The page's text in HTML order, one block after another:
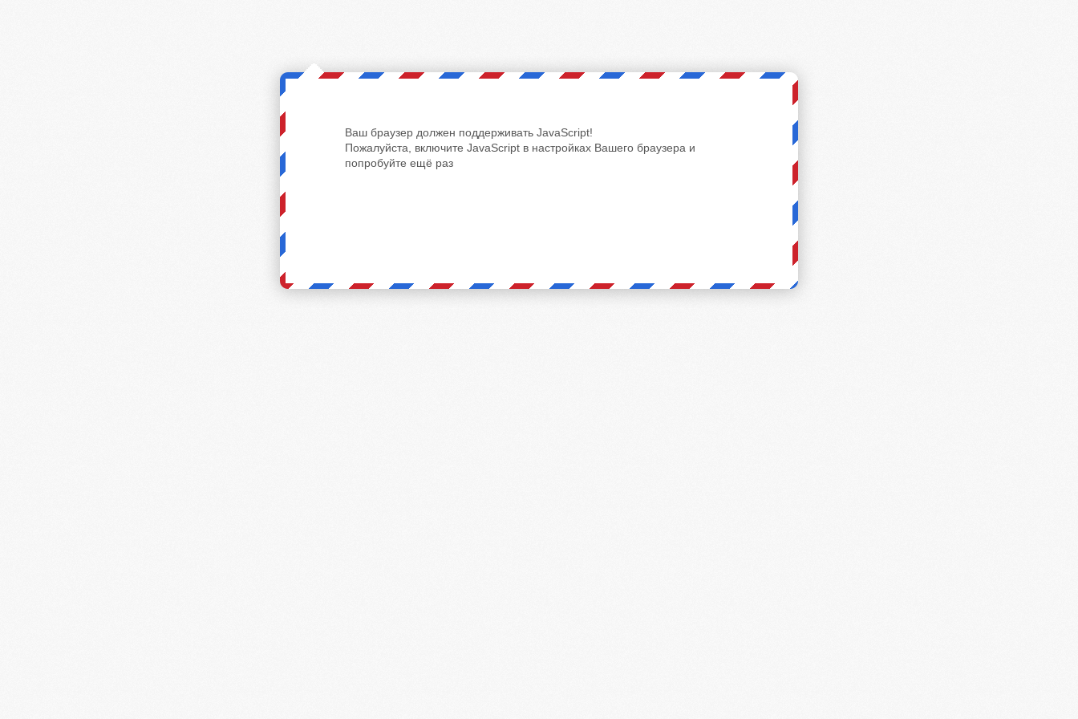
Ваш браузер должен поддерживать JavaScript!
Пожалуйста, включите JavaScript в настройках Вашего браузера и
попробуйте ещё раз